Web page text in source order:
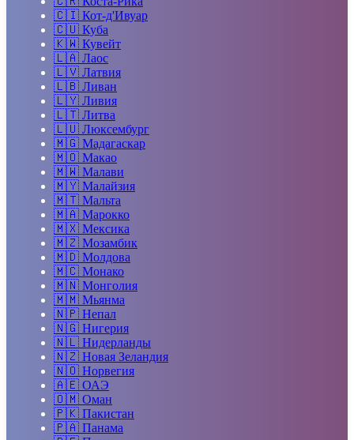
🇨🇮 Кот-д'Ивуар
🇨🇺 Куба
🇰🇼 Кувейт
🇱🇦 Лаос
🇱🇻 Латвия
🇱🇧 Ливан
🇱🇾 Ливия
🇱🇹 Литва
🇱🇺 Люксембург
🇲🇬 Мадагаскар
🇲🇴 Макао
🇲🇼 Малави
🇲🇾 Малайзия
🇲🇹 Мальта
🇲🇦 Марокко
🇲🇽 Мексика
🇲🇿 Мозамбик
🇲🇩 Молдова
🇲🇨 Монако
🇲🇳 Монголия
🇲🇲 Мьянма
🇳🇵 Непал
🇳🇬 Нигерия
🇳🇱 Нидерланды
🇳🇿 Новая Зеландия
🇳🇴 Норвегия
🇦🇪 ОАЭ
🇴🇲 Оман
🇵🇰 Пакистан
🇵🇦 Панама